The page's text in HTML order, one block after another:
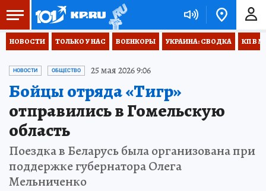
НОВОСТИ ТОЛЬКО У НАС ВОЕНКОРЫ УКРАИНА: СВОДКА КП В
НОВОСТИ ОБЩЕСТВО 25 мая 2026 9:06
Бойцы отряда «Тигр»
отправились в Гомельскую
область
Поездка в Беларусь была организована при
поддержке губернатора Олега
Мельниченко